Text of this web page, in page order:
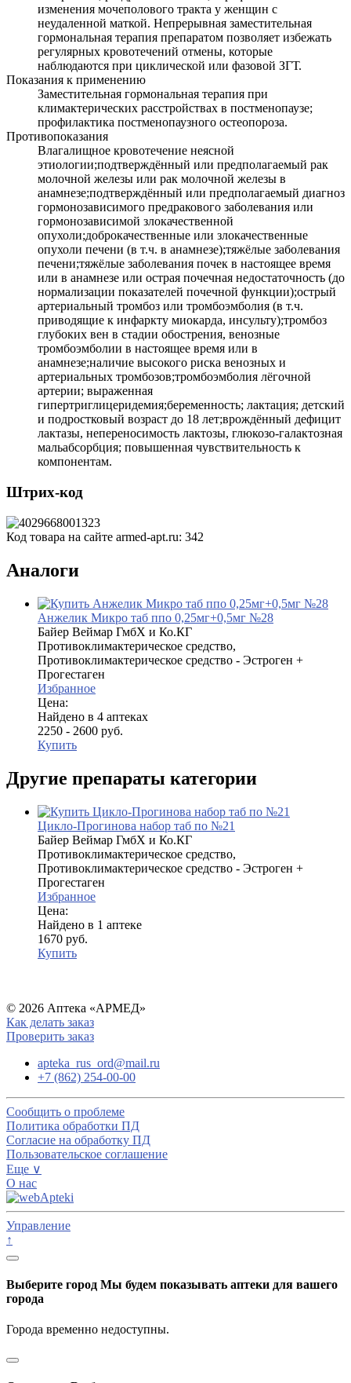
изменения мочеполового тракта у женщин с
неудаленной маткой. Непрерывная заместительная
гормональная терапия препаратом позволяет избежать
регулярных кровотечений отмены, которые
наблюдаются при циклической или фазовой ЗГТ.
Показания к применению
Заместительная гормональная терапия при
климактерических расстройствах в постменопаузе;
профилактика постменопаузного остеопороза.
Противопоказания
Влагалищное кровотечение неясной
этиологии;подтверждённый или предполагаемый рак
молочной железы или рак молочной железы в
анамнезе;подтверждённый или предполагаемый диагноз
гормонозависимого предракового заболевания или
гормонозависимой злокачественной
опухоли;доброкачественные или злокачественные
опухоли печени (в т.ч. в анамнезе);тяжёлые заболевания
печени;тяжёлые заболевания почек в настоящее время
или в анамнезе или острая почечная недостаточность (до
нормализации показателей почечной функции);острый
артериальный тромбоз или тромбоэмболия (в т.ч.
приводящие к инфаркту миокарда, инсульту);тромбоз
глубоких вен в стадии обострения, венозные
тромбоэмболии в настоящее время или в
анамнезе;наличие высокого риска венозных и
артериальных тромбозов;тромбоэмболия лёгочной
артерии; выраженная
гипертриглицеридемия;беременность; лактация; детский
и подростковый возраст до 18 лет;врождённый дефицит
лактазы, непереносимость лактозы, глюкозо-галактозная
мальабсорбция; повышенная чувствительность к
компонентам.
Штрих-код
Код товара на сайте armed-apt.ru: 342
Аналоги
Анжелик Микро таб ппо 0,25мг+0,5мг №28
Байер Веймар ГмбХ и Ко.КГ
Противоклимактерическое средство,
Противоклимактерическое средство - Эстроген +
Прогестаген
Избранное
Цена:
Найдено в 4 аптеках
2250 - 2600 руб.
Купить
Другие препараты категории
Цикло-Прогинова набор таб по №21
Байер Веймар ГмбХ и Ко.КГ
Противоклимактерическое средство,
Противоклимактерическое средство - Эстроген +
Прогестаген
Избранное
Цена:
Найдено в 1 аптеке
1670 руб.
Купить
© 2026 Аптека «АРМЕД»
Как делать заказ
Проверить заказ
apteka_rus_ord@mail.ru
+7 (862) 254-00-00
Сообщить о проблеме
Политика обработки ПД
Согласие на обработку ПД
Пользовательское соглашение
Еще ∨
О нас
Управление
↑
Выберите город Мы будем показывать аптеки для вашего
города
Города временно недоступны.